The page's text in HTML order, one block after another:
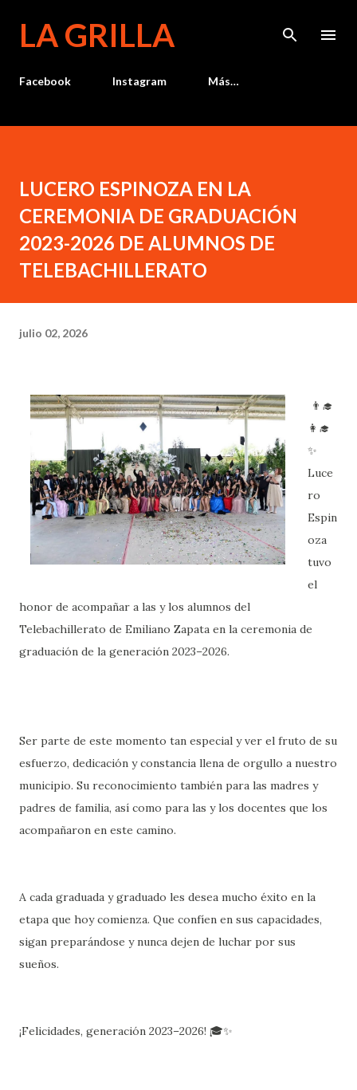
LA GRILLA
Facebook Instagram Más…
LUCERO ESPINOZA EN LA
CEREMONIA DE GRADUACIÓN
2023-2026 DE ALUMNOS DE
TELEBACHILLERATO
julio 02, 2026
👨‍🎓
👩‍🎓
✨️
Luce
ro
Espin
oza
tuvo
el
honor de acompañar a las y los alumnos del
Telebachillerato de Emiliano Zapata en la ceremonia de
graduación de la generación 2023–2026.
Ser parte de este momento tan especial y ver el fruto de su
esfuerzo, dedicación y constancia llena de orgullo a nuestro
municipio. Su reconocimiento también para las madres y
padres de familia, así como para las y los docentes que los
acompañaron en este camino.
A cada graduada y graduado les desea mucho éxito en la
etapa que hoy comienza. Que confíen en sus capacidades,
sigan preparándose y nunca dejen de luchar por sus
sueños.
¡Felicidades, generación 2023–2026! 🎓✨